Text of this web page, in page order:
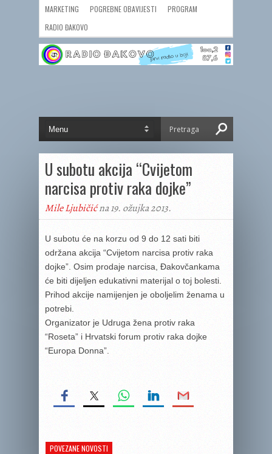
MARKETING POGREBNE OBAVIJESTI
PROGRAM
RADIO ĐAKOVO
U subotu akcija “Cvijetom
narcisa protiv raka dojke”
Mile Ljubičićna 19. ožujka 2013.
U subotu će na korzu od 9 do 12 sati biti
održana akcija “Cvijetom narcisa protiv raka
dojke”. Osim prodaje narcisa, Đakovčankama
će biti dijeljen edukativni materijal o toj bolesti.
Prihod akcije namijenjen je oboljelim ženama u
potrebi.
Organizator je Udruga žena protiv raka
“Roseta” i Hrvatski forum protiv raka dojke
“Europa Donna”.
POVEZANE NOVOSTI